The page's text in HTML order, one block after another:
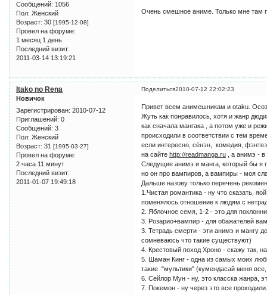
Сообщений: 1056
Пол: Женский
Возраст: 30 [1995-12-08]
Провел на форуме:
1 месяц 1 день
Последний визит:
2011-03-14 13:19:21
Очень смешное аниме. Только мне там
Поделиться2010-07-12 22:02:23
Itako no Rena
Новичок
Зарегистрирован: 2010-07-12
Приглашений: 0
Сообщений: 3
Пол: Женский
Возраст: 31 [1995-03-27]
Провел на форуме:
2 часа 11 минут
Последний визит:
2011-01-07 19:49:18
Привет всем анимешникам и otaku.
Жуть как понравилось, хотя и жанр
как сначала мангака , а потом уже и
происходили в соответствии с тем
если интересно, сёнэн, комедия,
на сайтеhttp://readmanga.ru , а анимэ -
Следущие анимэ и манга, который бы я
но он про вампиров, а вампиры - моя
Дальше назову только перечень
1.Чистая романтика - ну что сказать,
поменялось отношение к людям с
2. Яблочное семя, 1-2 - это для
3. Розарио+вампир - для обажателей
3. Тетрадь смерти - эти анимэ и мангу
сомневаюсь что такие существуют)
4. Крестовый поход Хроно - скажу так,
5. Шаман Кинг - одна из самых моих
такие "мультики" (кумендасай меня
6. Сейлор Мун - ну, это класска жанра,
7. Покемон - ну через это все